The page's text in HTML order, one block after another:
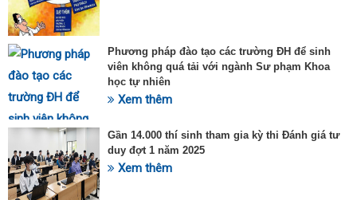
Phương pháp đào tạo các trường ĐH để sinh
viên không quá tải với ngành Sư phạm Khoa
học tự nhiên
Xem thêm
Gần 14.000 thí sinh tham gia kỳ thi Đánh giá tư
duy đợt 1 năm 2025
Xem thêm